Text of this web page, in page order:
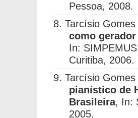
Pessoa, 2008.
8. Tarcísio
como
In:
Curitiba, 2006.
9. Tarcísio
pianístico de
Brasileira, In:
2005.